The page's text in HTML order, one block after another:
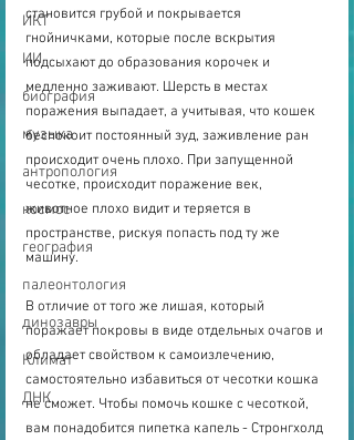
ИКТ
ИИ
биография
музыка
антропология
космос
география
палеонтология
динозавры
Климат
ДНК
становится грубой и покрывается
гнойничками, которые после вскрытия
подсыхают до образования корочек и
медленно заживают. Шерсть в местах
поражения выпадает, а учитывая, что кошек
беспокоит постоянный зуд, заживление ран
происходит очень плохо. При запущенной
чесотке, происходит поражение век,
животное плохо видит и теряется в
пространстве, рискуя попасть под ту же
машину.
В отличие от того же лишая, который
поражает покровы в виде отдельных очагов и
обладает свойством к самоизлечению,
самостоятельно избавиться от чесотки кошка
не сможет. Чтобы помочь кошке с чесоткой,
вам понадобится пипетка капель - Стронгхолд